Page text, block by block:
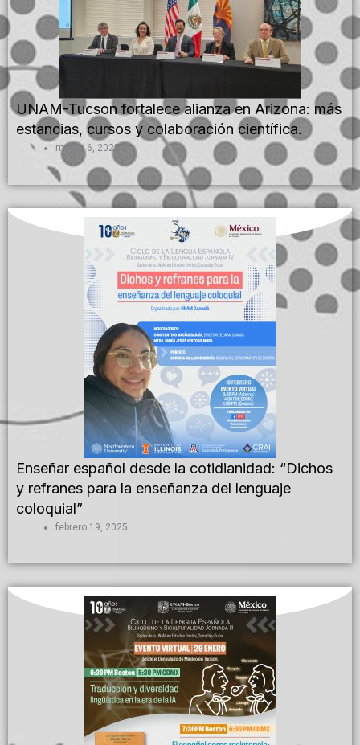
UNAM-Tucson fortalece alianza en Arizona: más
estancias, cursos y colaboración científica.
marzo 6, 2025
Enseñar español desde la cotidianidad: “Dichos
y refranes para la enseñanza del lenguaje
coloquial”
febrero 19, 2025